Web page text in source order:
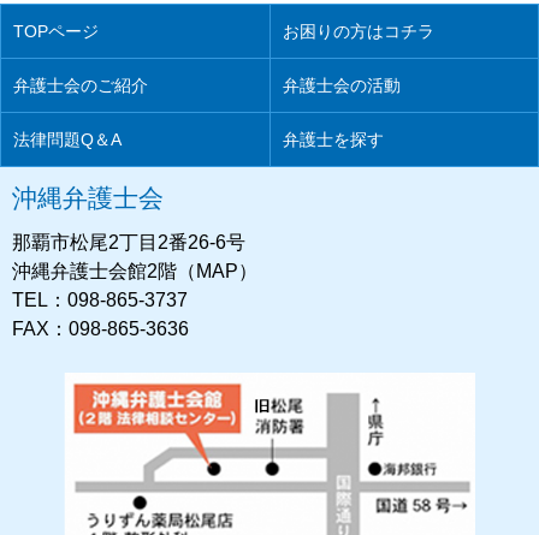
TOPページ お困りの方はコチラ
弁護士会のご紹介 弁護士会の活動
法律問題Q＆A 弁護士を探す
沖縄弁護士会
那覇市松尾2丁目2番26-6号
沖縄弁護士会館2階（MAP）
TEL：098-865-3737
FAX：098-865-3636